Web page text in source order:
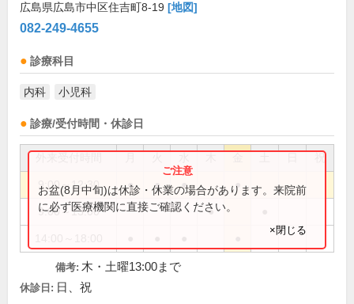
広島県広島市中区住吉町8-19 [地図]
082-249-4655
診療科目
内科 小児科
診療/受付時間・休診日
祝
9:00～12:30 ● ● ● ●
9:00～13:00 ●
お盆(8月中旬)は休診・休業の場合があります。来院前
に必ず医療機関に直接ご確認ください。
×閉じる
備考: 木・土曜13:00まで
休診日: 日、祝